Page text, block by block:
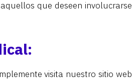
que deseen involucrarse
visita nuestro sitio web